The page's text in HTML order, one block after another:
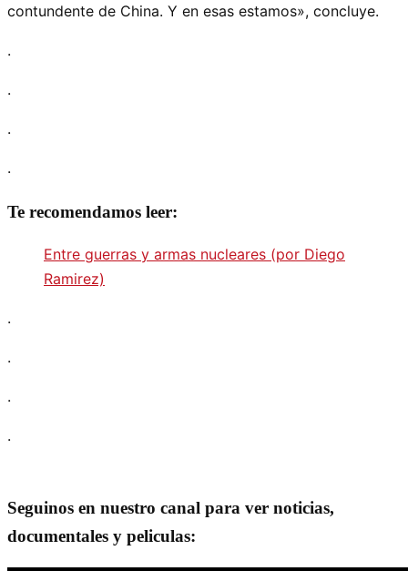
contundente de China. Y en esas estamos», concluye.
.
.
.
.
Te recomendamos leer:
Entre guerras y armas nucleares (por Diego
Ramirez)
.
.
.
.
Seguinos en nuestro canal para ver noticias,
documentales y peliculas: